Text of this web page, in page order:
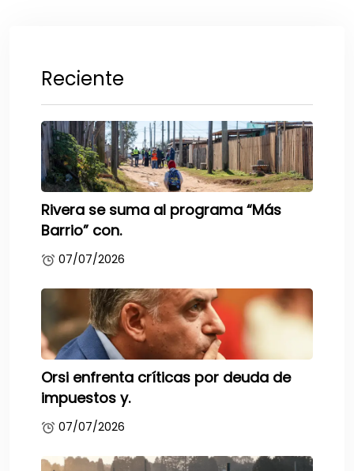
Reciente
Rivera se suma al programa “Más
Barrio” con.
07/07/2026
Orsi enfrenta críticas por deuda de
impuestos y.
07/07/2026